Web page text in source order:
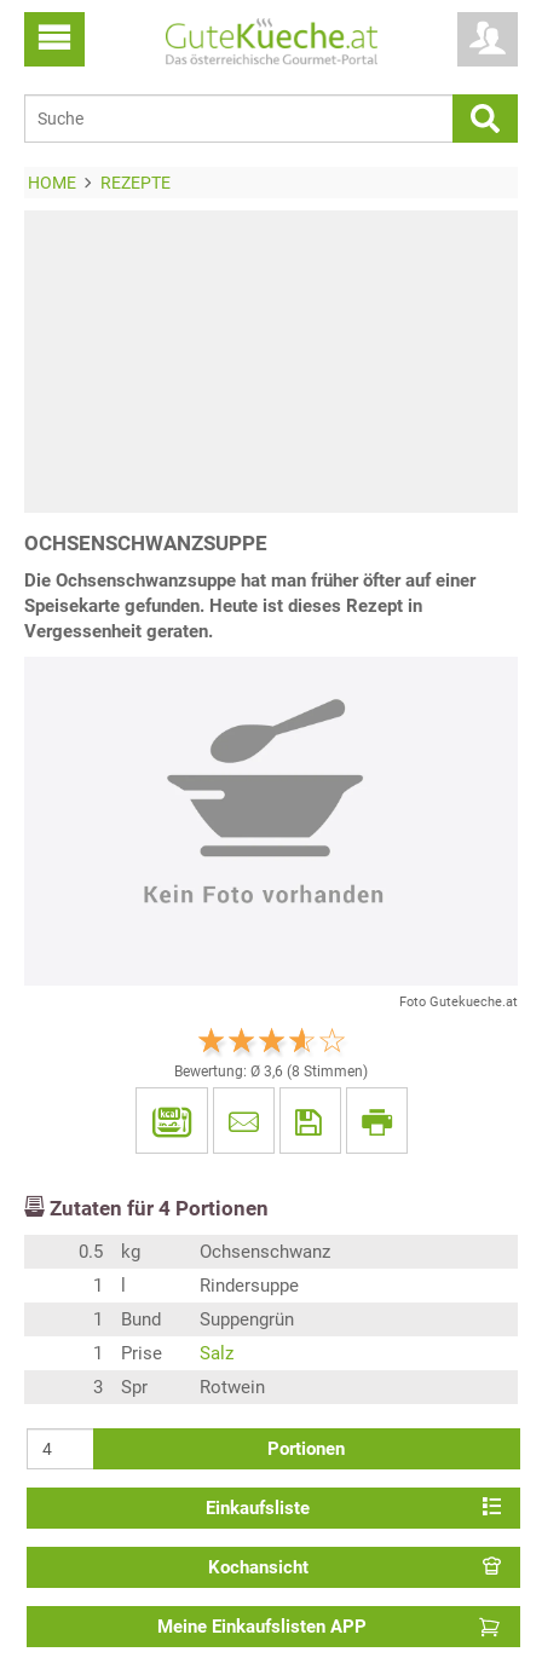
HOME REZEPTE
OCHSENSCHWANZSUPPE
Die Ochsenschwanzsuppe hat man früher öfter auf einer
Speisekarte gefunden. Heute ist dieses Rezept in
Vergessenheit geraten.
Foto Gutekueche.at
Bewertung: Ø 3,6 (8 Stimmen)
Zutaten für 4 Portionen
0.5 kg
Ochsenschwanz
1
Rindersuppe
1
Bund
Suppengrün
1
Prise
Salz
3
Spr Rotwein
Portionen
Einkaufsliste
Kochansicht
Meine Einkaufslisten APP